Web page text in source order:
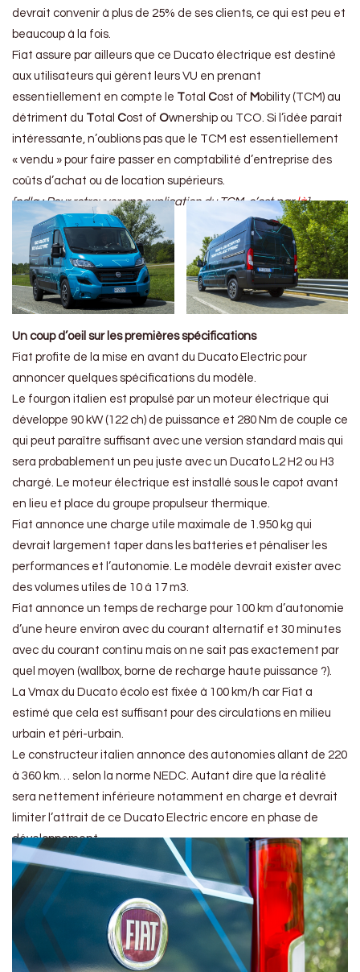
devrait convenir à plus de 25% de ses clients, ce qui est peu et
beaucoup à la fois.
Fiat assure par ailleurs que ce Ducato électrique est destiné
aux utilisateurs qui gèrent leurs VU en prenant
essentiellement en compte le Total Cost of Mobility (TCM) au
détriment du Total Cost of Ownership ou TCO. Si l’idée parait
intéressante, n’oublions pas que le TCM est essentiellement
« vendu » pour faire passer en comptabilité d’entreprise des
coûts d’achat ou de location supérieurs.
[ndla : Pour retrouver une explication du TCM, c’est parlà]
Un coup d’oeil sur les premières spécifications
Fiat profite de la mise en avant du Ducato Electric pour
annoncer quelques spécifications du modèle.
Le fourgon italien est propulsé par un moteur électrique qui
développe 90 kW (122 ch) de puissance et 280 Nm de couple ce
qui peut paraître suffisant avec une version standard mais qui
sera probablement un peu juste avec un Ducato L2 H2 ou H3
chargé. Le moteur électrique est installé sous le capot avant
en lieu et place du groupe propulseur thermique.
Fiat annonce une charge utile maximale de 1.950 kg qui
devrait largement taper dans les batteries et pénaliser les
performances et l’autonomie. Le modèle devrait exister avec
des volumes utiles de 10 à 17 m3.
Fiat annonce un temps de recharge pour 100 km d’autonomie
d’une heure environ avec du courant alternatif et 30 minutes
avec du courant continu mais on ne sait pas exactement par
quel moyen (wallbox, borne de recharge haute puissance ?).
La Vmax du Ducato écolo est fixée à 100 km/h car Fiat a
estimé que cela est suffisant pour des circulations en milieu
urbain et péri-urbain.
Le constructeur italien annonce des autonomies allant de 220
à 360 km… selon la norme NEDC. Autant dire que la réalité
sera nettement inférieure notamment en charge et devrait
limiter l’attrait de ce Ducato Electric encore en phase de
développement.